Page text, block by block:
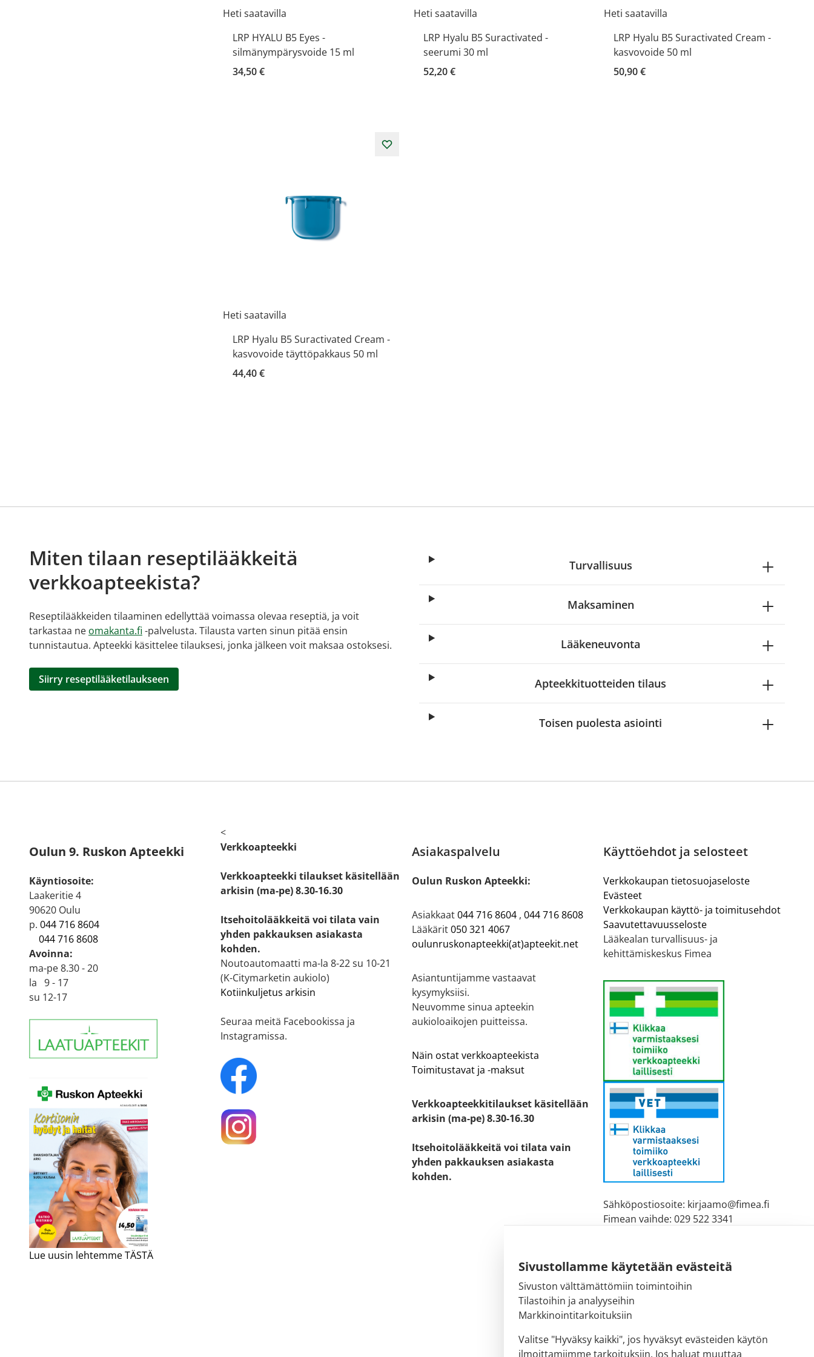
Sivustollamme käytetään evästeitä
Sivuston välttämättömiin toimintoihin
Tilastoihin ja analyyseihin
Markkinointitarkoituksiin
Valitse "Hyväksy kaikki", jos hyväksyt evästeiden käytön
ilmoittamiimme tarkoituksiin. Jos haluat muuttaa
Heti saatavilla
LRP HYALU B5 Eyes -
silmänympärysvoide 15 ml
34,50 €
Heti saatavilla
LRP Hyalu B5 Suractivated -
seerumi 30 ml
52,20 €
Heti saatavilla
LRP Hyalu B5 Suractivated Cream -
kasvovoide 50 ml
50,90 €
Heti saatavilla
LRP Hyalu B5 Suractivated Cream -
kasvovoide täyttöpakkaus 50 ml
44,40 €
Miten tilaan reseptilääkkeitä
verkkoapteekista?
Reseptilääkkeiden tilaaminen edellyttää voimassa olevaa reseptiä, ja voit
tarkastaa ne omakanta.fi -palvelusta. Tilausta varten sinun pitää ensin
tunnistautua. Apteekki käsittelee tilauksesi, jonka jälkeen voit maksaa ostoksesi.
Siirry reseptilääketilaukseen
Turvallisuus
Maksaminen
Lääkeneuvonta
Apteekkituotteiden tilaus
Toisen puolesta asiointi
Oulun 9. Ruskon Apteekki
Käyntiosoite:
Laakeritie 4
90620 Oulu
p. 044 716 8604
044 716 8608
Avoinna:
ma-pe 8.30 - 20
la 9 - 17
su 12-17
Lue uusin lehtemme TÄSTÄ
<
Verkkoapteekki
Verkkoapteekki tilaukset käsitellään
arkisin (ma-pe) 8.30-16.30
Itsehoitolääkkeitä voi tilata vain
yhden pakkauksen asiakasta
kohden.
Noutoautomaatti ma-la 8-22 su 10-21
(K-Citymarketin aukiolo)
Kotiinkuljetus arkisin
Seuraa meitä Facebookissa ja
Instagramissa.
Asiakaspalvelu
Oulun Ruskon Apteekki:
Asiakkaat044 716 8604 , 044 716 8608
Lääkärit050 321 4067
oulunruskonapteekki(at)apteekit.net
Asiantuntijamme vastaavat
kysymyksiisi.
Neuvomme sinua apteekin
aukioloaikojen puitteissa.
Näin ostat verkkoapteekista
Toimitustavat ja -maksut
Verkkoapteekkitilaukset käsitellään
arkisin (ma-pe) 8.30-16.30
Itsehoitolääkkeitä voi tilata vain
yhden pakkauksen asiakasta
kohden.
Käyttöehdot ja selosteet
Verkkokaupan tietosuojaseloste
Evästeet
Verkkokaupan käyttö- ja toimitusehdot
Saavutettavuusseloste
Lääkealan turvallisuus- ja
kehittämiskeskus Fimea
Sähköpostiosoite: kirjaamo@fimea.fi
Fimean vaihde: 029 522 3341